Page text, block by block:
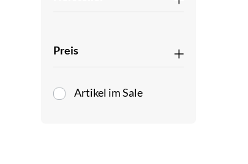
Preis
Artikel im Sale